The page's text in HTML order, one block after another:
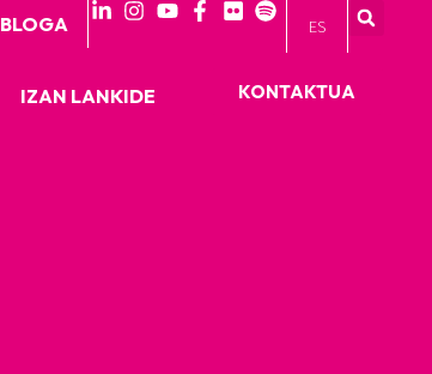
BLOGA ES
IZAN LANKIDE KONTAKTUA